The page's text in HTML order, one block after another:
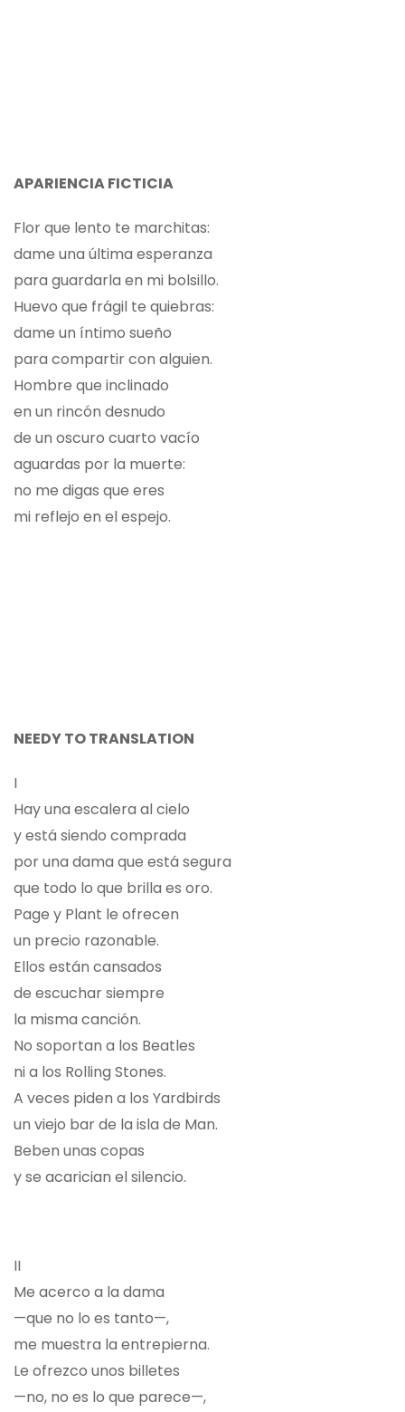
APARIENCIA FICTICIA
Flor que lento te marchitas:
dame una última esperanza
para guardarla en mi bolsillo.
Huevo que frágil te quiebras:
dame un íntimo sueño
para compartir con alguien.
Hombre que inclinado
en un rincón desnudo
de un oscuro cuarto vacío
aguardas por la muerte:
no me digas que eres
mi reflejo en el espejo.
NEEDY TO TRANSLATION
I
Hay una escalera al cielo
y está siendo comprada
por una dama que está segura
que todo lo que brilla es oro.
Page y Plant le ofrecen
un precio razonable.
Ellos están cansados
de escuchar siempre
la misma canción.
No soportan a los Beatles
ni a los Rolling Stones.
A veces piden a los Yardbirds
un viejo bar de la isla de Man.
Beben unas copas
y se acarician el silencio.
II
Me acerco a la dama
—que no lo es tanto—,
me muestra la entrepierna.
Le ofrezco unos billetes
—no, no es lo que parece—,